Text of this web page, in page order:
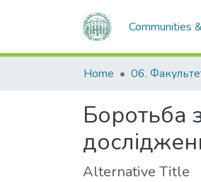
Communities
Home
Боротьба
Alternative Title